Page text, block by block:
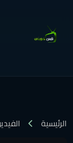
الرئيسية